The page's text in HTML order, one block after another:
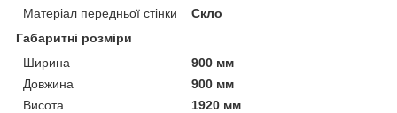
Матеріал передньої стінки
Скло
Габаритні розміри
Ширина
900 мм
Довжина
900 мм
Висота
1920 мм